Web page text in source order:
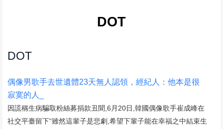
DOT
DOT
偶像男歌手去世遺體23天無人認領，經紀人：他本是很
寂寞的人_
因謊稱生病騙取粉絲募捐款丑聞,6月20日,韓國偶像歌手崔成峰在
社交平臺留下“雖然這輩子是悲劇,希望下輩子能在幸福之中結束生